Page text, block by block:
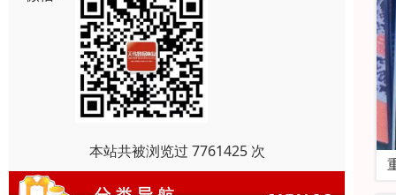
本站共被浏览过 7761425 次